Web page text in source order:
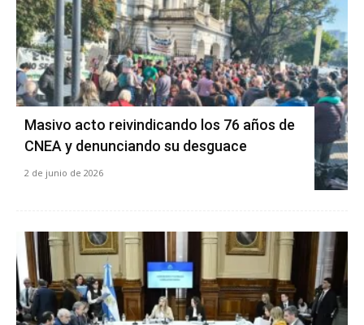
Masivo acto reivindicando los 76 años de
CNEA y denunciando su desguace
2 de junio de 2026